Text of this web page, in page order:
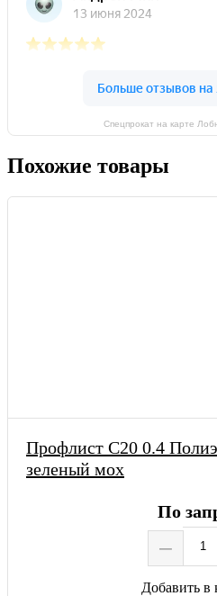
Спецпрокат на карте
Похожие товары
Профлист С20 0.4
зеленый мох
По
–
Добавить в